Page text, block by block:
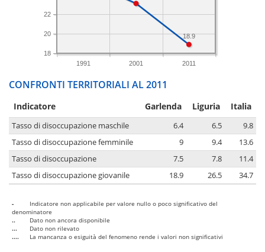
1991 2001 2011
18
20
22
18.9
CONFRONTI TERRITORIALI AL 2011
Indicatore Garlenda Liguria Italia
Tasso di disoccupazione maschile 6.4 6.5
9.8
Tasso di disoccupazione femminile
9 9.4
13.6
Tasso di disoccupazione
7.5 7.8
11.4
Tasso di disoccupazione giovanile
18.9 26.5 34.7
-
Indicatore non applicabile per valore nullo o poco significativo del
denominatore
..
Dato non ancora disponibile
...
Dato non rilevato
....
La mancanza o esiguità del fenomeno rende i valori non significativi